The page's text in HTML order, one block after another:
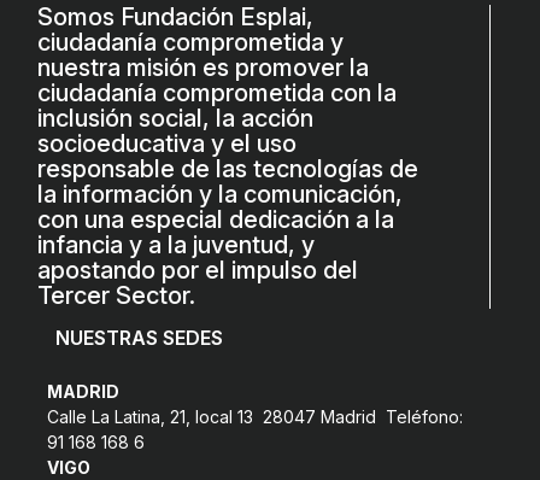
Somos Fundación Esplai,
ciudadanía comprometida y
nuestra misión es promover la
ciudadanía comprometida con la
inclusión social, la acción
socioeducativa y el uso
responsable de las tecnologías de
la información y la comunicación,
con una especial dedicación a la
infancia y a la juventud, y
apostando por el impulso del
Tercer Sector.
NUESTRAS SEDES
MADRID
Calle La Latina, 21, local 13 28047 Madrid Teléfono:
91 168 168 6
VIGO